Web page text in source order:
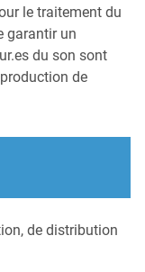
le traitement du
garantir un
du son sont
de
de distribution